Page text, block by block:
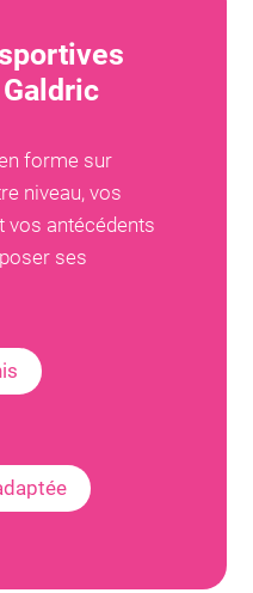
Galdric
forme sur
niveau, vos
vos antécédents
ses